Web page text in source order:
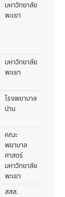
มหาวิทยาลัย
พะเยา
มหาวิทยาลัย
พะเยา
โรงพยาบาล
น่าน
คณะ
พยาบาล
ศาสตร์
มหาวิทยาลัย
พะเยา
สสส.